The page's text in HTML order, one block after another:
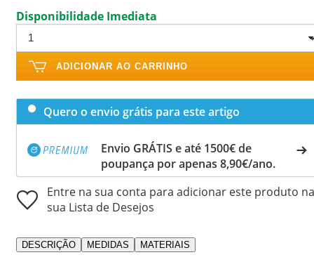
Disponibilidade Imediata
ADICIONAR AO CARRINHO
Quero o envio grátis para este artigo
Envio GRÁTIS e até 1500€ de
poupança por apenas 8,90€/ano.
Entre na sua conta para adicionar este produto na
sua Lista de Desejos
DESCRIÇÃO MEDIDAS MATERIAIS